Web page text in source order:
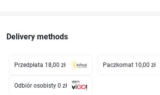
Delivery methods
Przedpłata 18,00 zł Paczkomat 10,00 zł
Odbiór osobisty 0 zł